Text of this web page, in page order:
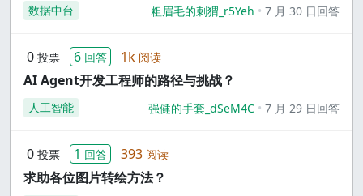
数据中台 粗眉毛的刺猬_r5Yeh 7 月 30 日回答
0 投票 6 回答 1k 阅读
AI Agent开发工程师的路径与挑战？
人工智能 强健的手套_dSeM4C 7 月 29 日回答
0 投票 1 回答 393 阅读
求助各位图片转绘方法？